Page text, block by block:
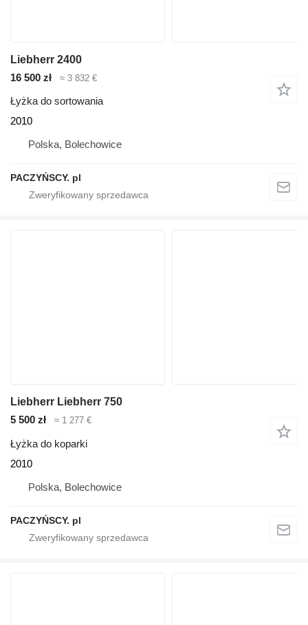
Liebherr 2400
16 500 zł
≈ 3 832 €
Łyżka do sortowania
2010
Polska, Bolechowice
PACZYŃSCY. pl
Liebherr Liebherr 750
5 500 zł
≈ 1 277 €
Łyżka do koparki
2010
Polska, Bolechowice
PACZYŃSCY. pl